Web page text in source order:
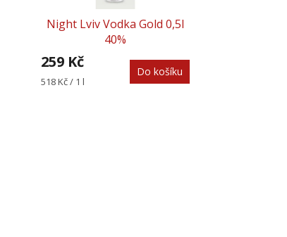
Night Lviv Vodka Gold 0,5l
40%
259 Kč
Měrná
518 Kč / 1 l
Do košíku